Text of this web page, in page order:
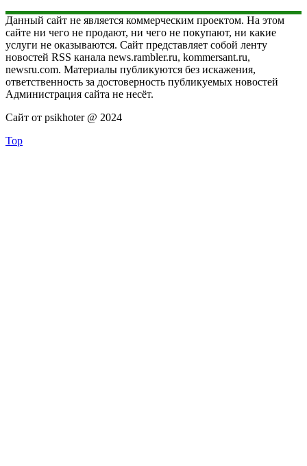
Данный сайт не является коммерческим проектом. На этом
сайте ни чего не продают, ни чего не покупают, ни какие
услуги не оказываются. Сайт представляет собой ленту
новостей RSS канала news.rambler.ru, kommersant.ru,
newsru.com. Материалы публикуются без искажения,
ответственность за достоверность публикуемых новостей
Администрация сайта не несёт.
Сайт от psikhoter @ 2024
Top